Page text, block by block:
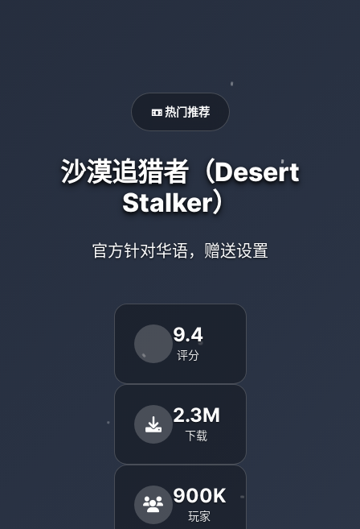
📼 热门推荐
沙漠追猎者（Desert
Stalker）
官方针对华语，赠送设置
9.4
评分
2.3M
下载
900K
玩家